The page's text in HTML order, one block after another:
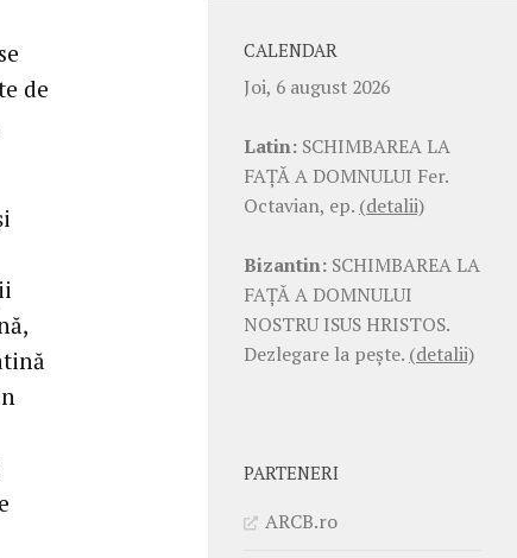
de
CALENDAR
Joi, 6 august 2026
Latin: SCHIMBAREA LA
FAŢĂ A DOMNULUI Fer.
Octavian, ep. (detalii)
Bizantin: SCHIMBAREA LA
FAŢĂ A DOMNULUI
NOSTRU ISUS HRISTOS.
Dezlegare la pește. (detalii)
PARTENERI
ARCB.ro